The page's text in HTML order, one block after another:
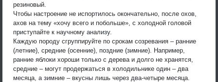
резиновый.
Чтобы настроение не испортилось окончательно, после охов,
ахов на тему «хочу всего и побольше», с холодной головой
приступайте к научному анализу.
Каждую породу сгруппируйте по срокам созревания – ранние
(летние), средние (осенние), поздние (зимние). Например,
ранние яблоки хороши только с дерева и долго не хранятся,
средние – могут продержаться в холодильнике один – два
месяца, а зимние – вкусны лишь через два-четыре месяца.